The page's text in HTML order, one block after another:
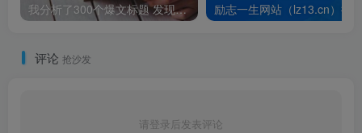
我分析了300个爆文标题 发现了这些套路
评论 抢沙发
请登录后发表评论